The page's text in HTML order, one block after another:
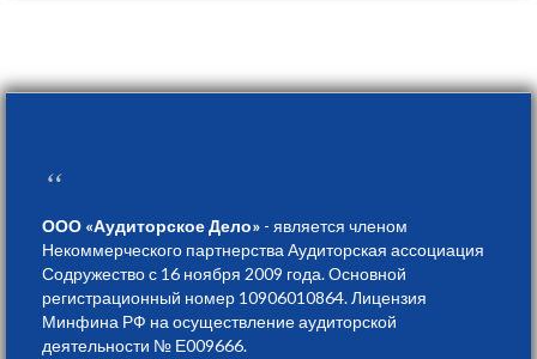
“
ООО «Аудиторское Дело» - является членом
Некоммерческого партнерства Аудиторская ассоциация
Содружество с 16 ноября 2009 года. Основной
регистрационный номер 10906010864. Лицензия
Минфина РФ на осуществление аудиторской
деятельности № Е009666.